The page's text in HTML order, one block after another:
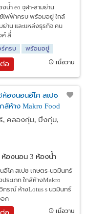
น้ำ eo จุฬา-สามย่าน
ช้ไฟฟ้าครบ พร้อมอยู่ ใกล้
ย่าน และแหล่งธุรกิจ คน
ศ์ สี่
ร์ครบ พร้อมอยู่
อ เมื่อวาน
ห้องนอนอีโค สเปซ
ล้ห้าง Makro Food
ตบึงกุ่ม กทม.
, คลองกุ่ม, บึงกุ่ม,
ห้องนอน 3 ห้องน้ำ
อีโค สเปซ เกษตร-นวมินทร์
ระเภท ใกล้ห้างMakro
กรณ์ ห้างLotus s นวมินทร์
อก
เมื่อวาน